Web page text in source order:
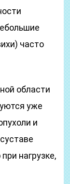
часто
области
уже
и
нагрузке,